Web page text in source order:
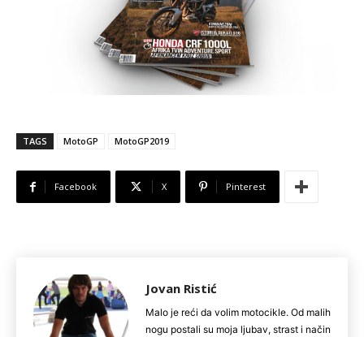
TAGS MotoGP MotoGP2019
Facebook X Pinterest
Jovan Ristić
Malo je reći da volim motocikle. Od malih
nogu postali su moja ljubav, strast i način